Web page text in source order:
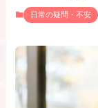
日常の疑問・不安